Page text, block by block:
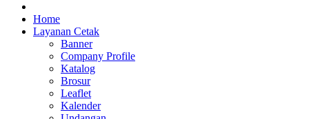
Goe Media Percetakan | 0822-4439-5599 (Call/WA)
0822-4439-5599 (Call/WA) Percetakan jasa cetak banner buku yasin
invoice kartu nama label map nota spanduk stiker undangan
pernikahan murah online 24 jam
Home
Layanan Cetak
Banner
Company Profile
Katalog
Brosur
Leaflet
Kalender